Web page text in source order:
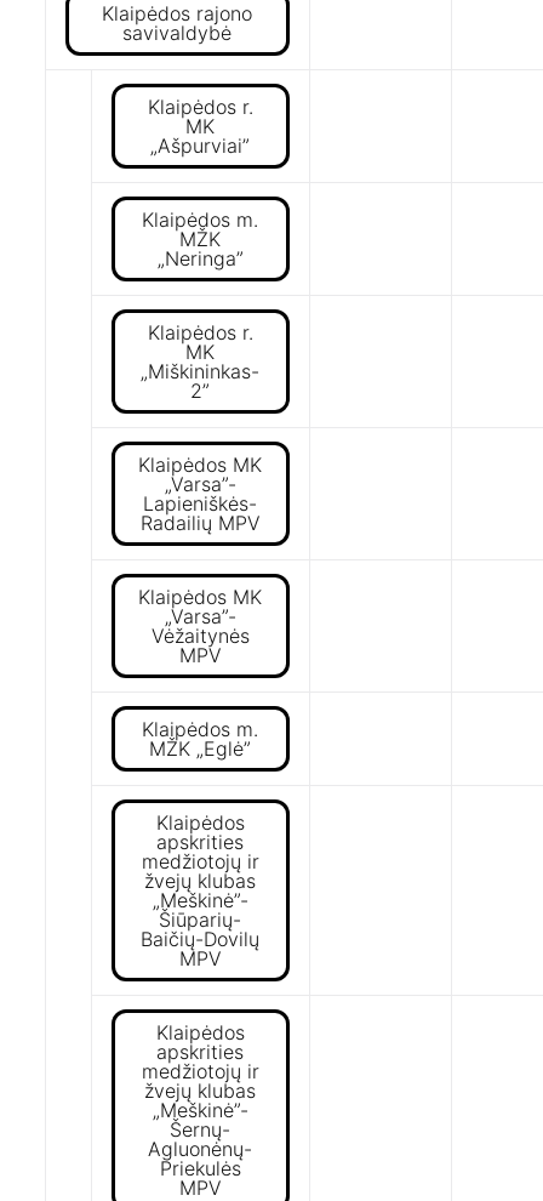
Klaipėdos rajono
savivaldybė
Klaipėdos r.
MK
„Ašpurviai”
Klaipėdos m.
MŽK
„Neringa”
Klaipėdos r.
MK
„Miškininkas-
2”
Klaipėdos MK
„Varsa”-
Lapieniškės-
Radailių MPV
Klaipėdos MK
„Varsa”-
Vėžaitynės
MPV
Klaipėdos m.
MŽK „Eglė”
Klaipėdos
apskrities
medžiotojų ir
žvejų klubas
„Meškinė”-
Šiūparių-
Baičių-Dovilų
MPV
Klaipėdos
apskrities
medžiotojų ir
žvejų klubas
„Meškinė”-
Šernų-
Agluonėnų-
Priekulės
MPV